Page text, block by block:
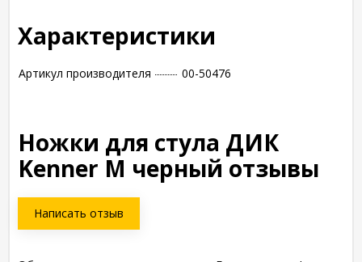
Характеристики
Артикул производителя 00-50476
Ножки для стула ДИК
Kenner M черный отзывы
Написать отзыв